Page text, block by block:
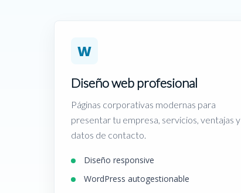
W
Diseño web profesional
Páginas corporativas modernas para
presentar tu empresa, servicios, ventajas y
datos de contacto.
Diseño responsive
WordPress autogestionable